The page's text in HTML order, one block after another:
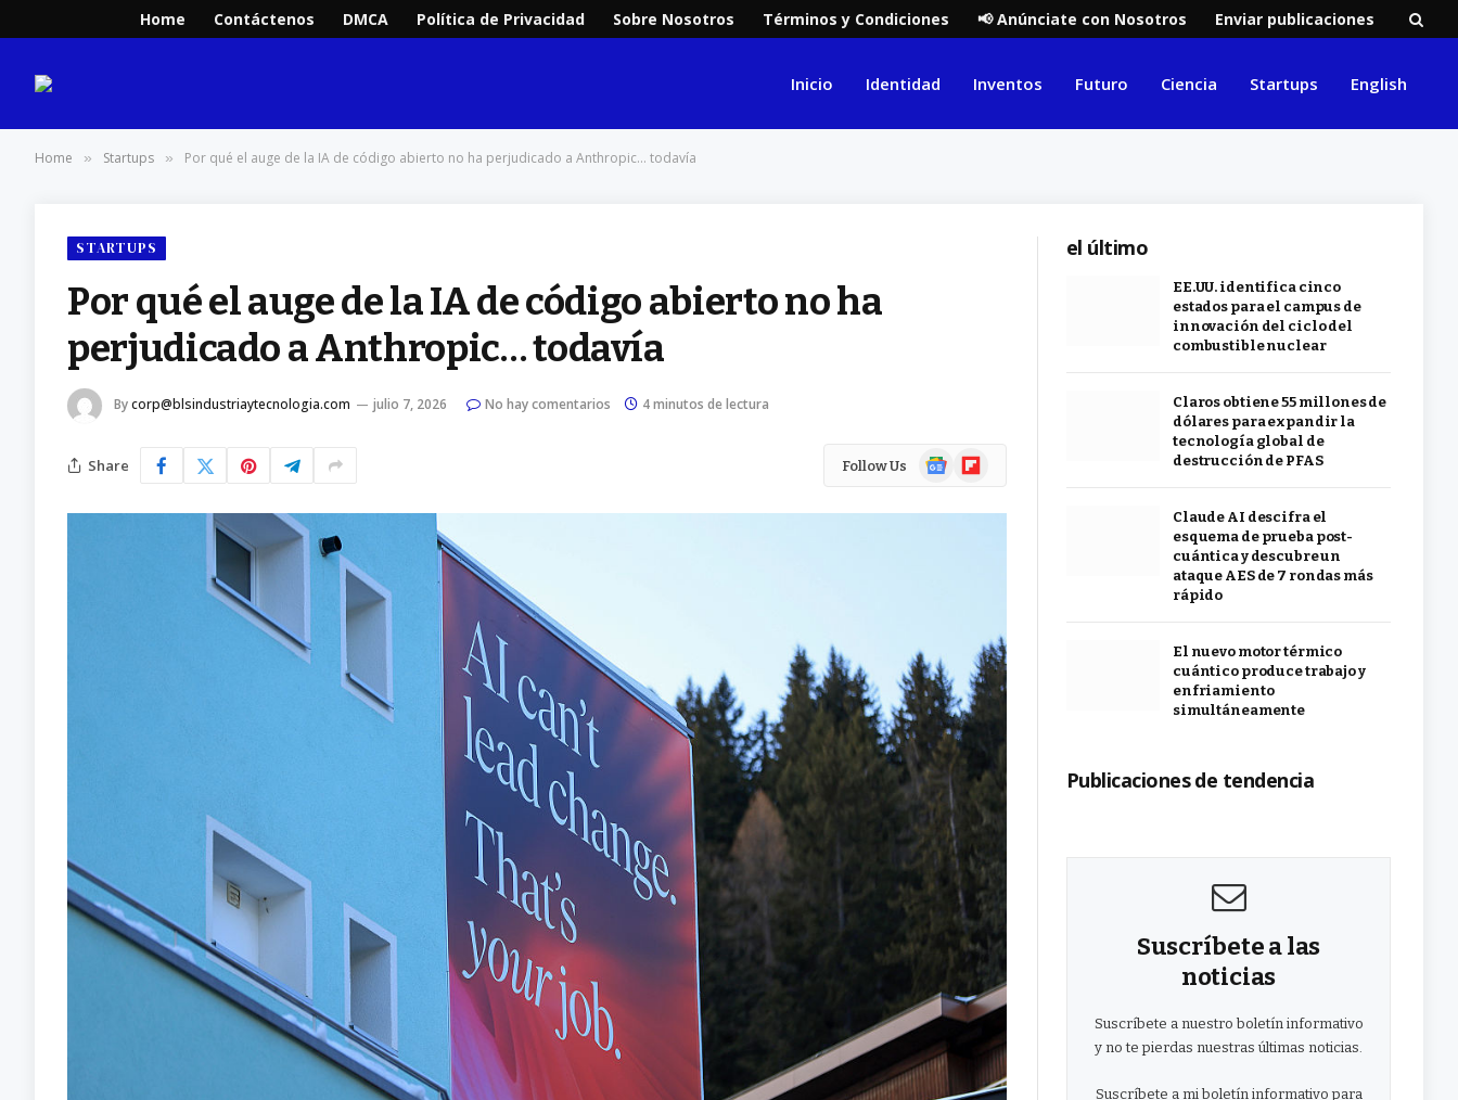
Home Contáctenos DMCA Política de Privacidad Sobre Nosotros Términos y Condiciones 📢 Anúnciate con Nosotros Enviar publicaciones
Inicio Identidad Inventos Futuro Ciencia Startups English
Home » Startups » Por qué el auge de la IA de código abierto no ha perjudicado a Anthropic… todavía
STARTUPS
Por qué el auge de la IA de código abierto no ha
perjudicado a Anthropic… todavía
Bycorp@blsindustriaytecnologia.com julio 7, 2026 No hay comentarios 4 minutos de lectura
Share Follow Us
GoogleFlipboard
el último
EE.UU. identifica cinco
estados para el campus de
innovación del ciclo del
combustible nuclear
Claros obtiene 55 millones de
dólares para expandir la
tecnología global de
destrucción de PFAS
Claude AI descifra el
esquema de prueba post-
cuántica y descubre un
ataque AES de 7 rondas más
rápido
El nuevo motor térmico
cuántico produce trabajo y
enfriamiento
simultáneamente
Publicaciones de tendencia
Suscríbete a las
noticias
Suscríbete a nuestro boletín informativo
y no te pierdas nuestras últimas noticias.
Suscríbete a mi boletín informativo para